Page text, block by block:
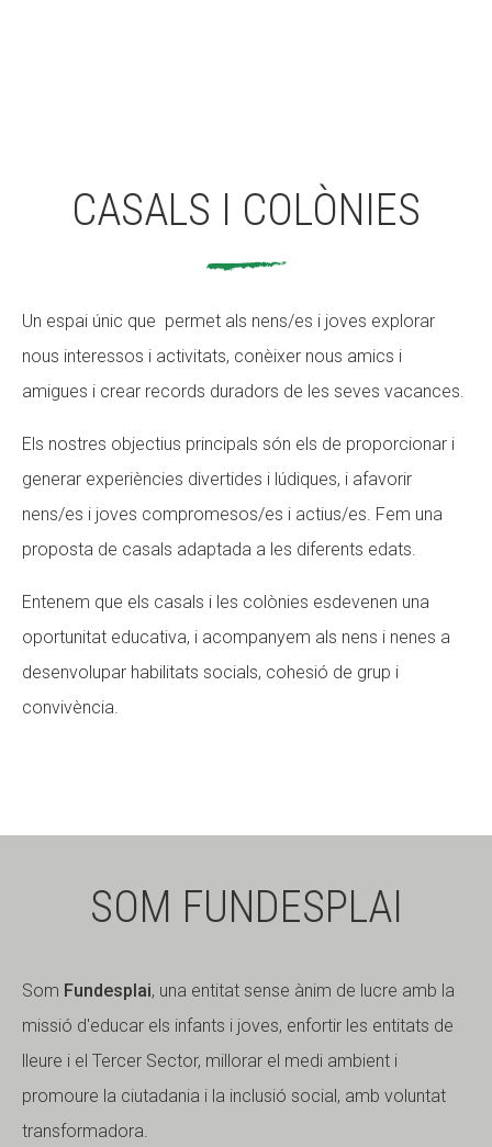
CASALS I COLÒNIES
Un espai únic que permet als nens/es i joves explorar
nous interessos i activitats, conèixer nous amics i
amigues i crear records duradors de les seves vacances.
Els nostres objectius principals són els de proporcionar i
generar experiències divertides i lúdiques, i afavorir
nens/es i joves compromesos/es i actius/es. Fem una
proposta de casals adaptada a les diferents edats.
Entenem que els casals i les colònies esdevenen una
oportunitat educativa, i acompanyem als nens i nenes a
desenvolupar habilitats socials, cohesió de grup i
convivència.
SOM FUNDESPLAI
Som Fundesplai, una entitat sense ànim de lucre amb la
missió d'educar els infants i joves, enfortir les entitats de
lleure i el Tercer Sector, millorar el medi ambient i
promoure la ciutadania i la inclusió social, amb voluntat
transformadora.